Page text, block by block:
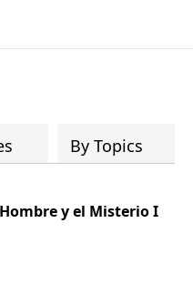
By Topics
y el Misterio I